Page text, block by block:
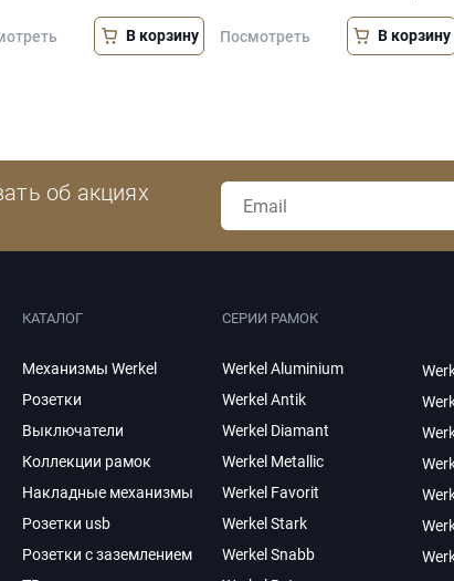
В корзину Посмотреть В корзину
об акциях
КАТАЛОГ
Механизмы Werkel
Розетки
Выключатели
Коллекции рамок
Накладные механизмы
Розетки usb
Розетки с заземлением
СЕРИИ РАМОК
Werkel Aluminium
Werkel Antik
Werkel Diamant
Werkel Metallic
Werkel Favorit
Werkel Stark
Werkel Snabb